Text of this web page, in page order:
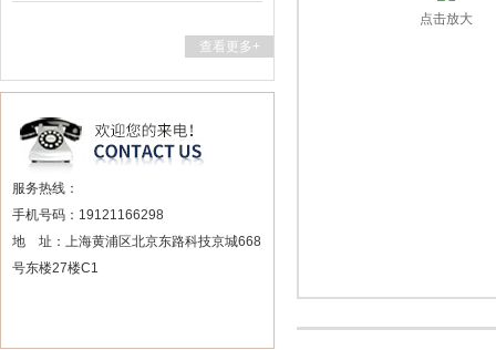
查看更多+
服务热线：
手机号码：19121166298
地 址：上海黄浦区北京东路科技京城668
号东楼27楼C1
点击放大